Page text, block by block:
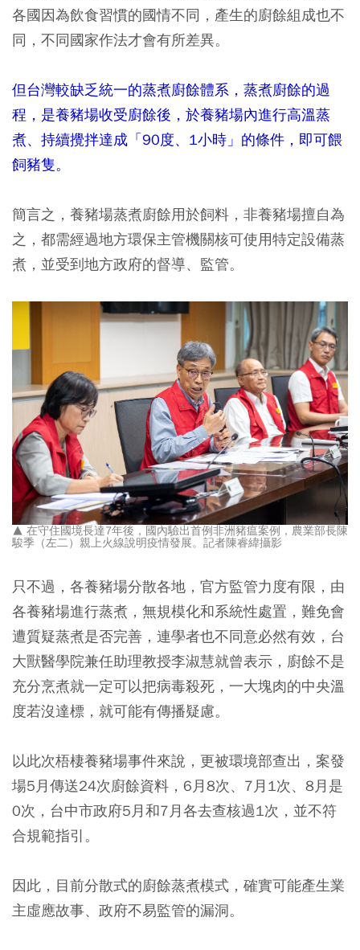
各國因為飲食習慣的國情不同，產生的廚餘組成也不
同，不同國家作法才會有所差異。
但台灣較缺乏統一的蒸煮廚餘體系，蒸煮廚餘的過
程，是養豬場收受廚餘後，於養豬場內進行高溫蒸
煮、持續攪拌達成「90度、1小時」的條件，即可餵
飼豬隻。
簡言之，養豬場蒸煮廚餘用於飼料，非養豬場擅自為
之，都需經過地方環保主管機關核可使用特定設備蒸
煮，並受到地方政府的督導、監管。
▲ 在守住國境長達7年後，國內驗出首例非洲豬瘟案例，農業部長陳
駿季（左二）親上火線說明疫情發展。記者陳睿緯攝影
只不過，各養豬場分散各地，官方監管力度有限，由
各養豬場進行蒸煮，無規模化和系統性處置，難免會
遭質疑蒸煮是否完善，連學者也不同意必然有效，台
大獸醫學院兼任助理教授李淑慧就曾表示，廚餘不是
充分烹煮就一定可以把病毒殺死，一大塊肉的中央溫
度若沒達標，就可能有傳播疑慮。
以此次梧棲養豬場事件來說，更被環境部查出，案發
場5月傳送24次廚餘資料，6月8次、7月1次、8月是
0次，台中市政府5月和7月各去查核過1次，並不符
合規範指引。
因此，目前分散式的廚餘蒸煮模式，確實可能產生業
主虛應故事、政府不易監管的漏洞。